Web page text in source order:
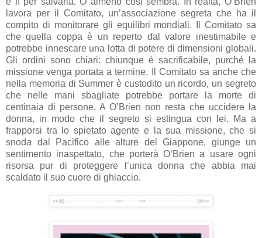
lavora per il Comitato, un’associazione segreta che ha il
compito di monitorare gli equilibri mondiali. Il Comitato sa
che quella coppa è un reperto dal valore inestimabile e
potrebbe innescare una lotta di potere di dimensioni globali.
Gli ordini sono chiari: chiunque è sacrificabile, purché la
missione venga portata a termine. Il Comitato sa anche che
nella memoria di Summer è custodito un ricordo, un segreto
che nelle mani sbagliate potrebbe portare la morte di
centinaia di persone. A O’Brien non resta che uccidere la
donna, in modo che il segreto si estingua con lei. Ma a
frapporsi tra lo spietato agente e la sua missione, che si
snoda dal Pacifico alle alture del Giappone, giunge un
sentimento inaspettato, che porterà O’Brien a usare ogni
risorsa pur di proteggere l’unica donna che abbia mai
scaldato il suo cuore di ghiaccio.